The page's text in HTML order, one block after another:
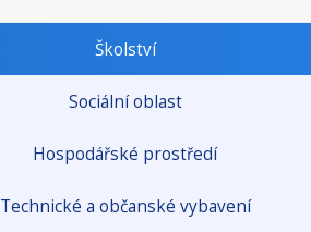
Školství
Sociální oblast
Hospodářské prostředí
Technické a občanské vybavení